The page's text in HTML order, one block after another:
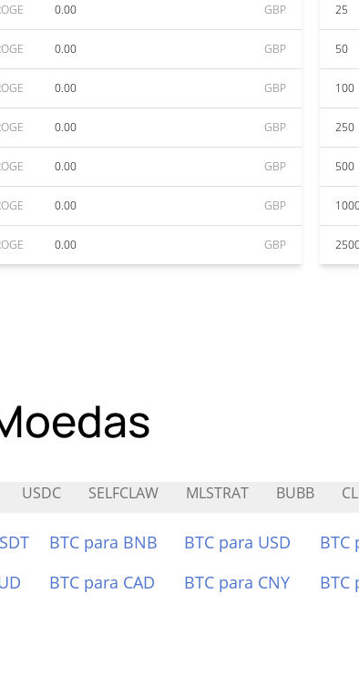
0.00 GBP
0.00 GBP
0.00 GBP
0.00 GBP
0.00 GBP
0.00 GBP
0.00 GBP
25
50
100
250
500
USDC SELFCLAW MLSTRAT BUBB
BTC para BNB BTC para USD BTC
BTC para CAD BTC para CNY BTC